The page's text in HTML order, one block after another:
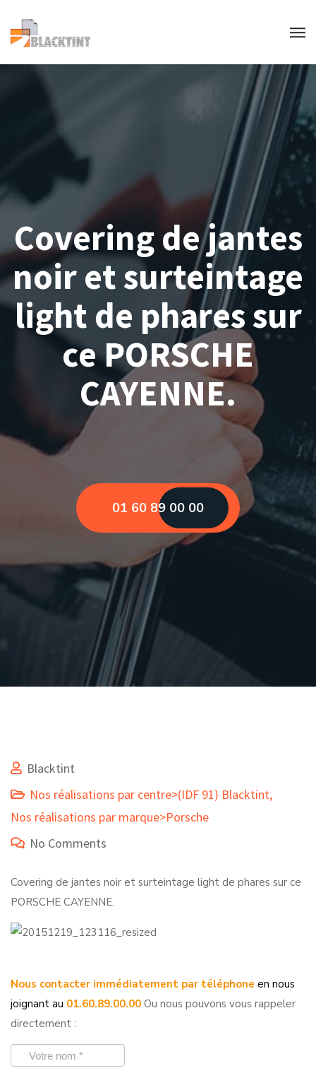
Covering de jantes
noir et surteintage
light de phares sur
ce PORSCHE
CAYENNE.
01 60 89 00 00
Blacktint
Nos réalisations par centre>(IDF 91) Blacktint,
Nos réalisations par marque>Porsche
No Comments
Covering de jantes noir et surteintage light de phares sur ce
PORSCHE CAYENNE.
Nous contacter immédiatement par téléphone en nous
joignant au 01.60.89.00.00 Ou nous pouvons vous rappeler
directement :